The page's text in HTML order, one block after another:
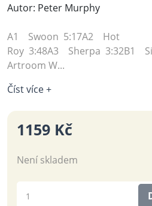
Autor: Peter Murphy
A1 Swoon 5:17A2 Hot
Roy 3:48A3 Sherpa 3:32B1
Artroom W...
Číst více +
1159 Kč
Není skladem